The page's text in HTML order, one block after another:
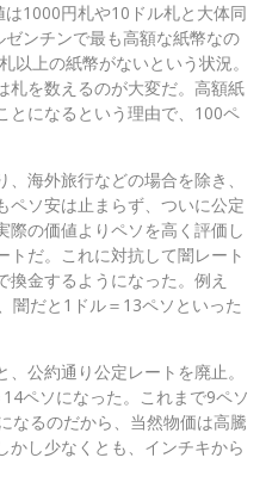
1000円札や10ドル札と大体同
ンチンで最も高額な紙幣なの
以上の紙幣がないという状況。
札を数えるのが大変だ。高額紙
とになるという理由で、100ペ
海外旅行などの場合を除き、
ペソ安は止まらず、ついに公定
際の価値よりペソを高く評価し
トだ。これに対抗して闇レート
金するようになった。例え
闇だと1ドル＝13ペソといった
公約通り公定レートを廃止。
ペソになった。これまで9ペソ
なるのだから、当然物価は高騰
かし少なくとも、インチキから